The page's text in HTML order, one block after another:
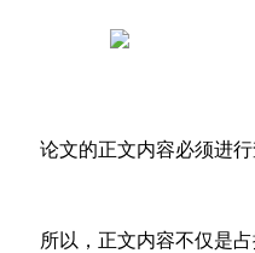
论文的正文内容必须进行
所以，正文内容不仅是